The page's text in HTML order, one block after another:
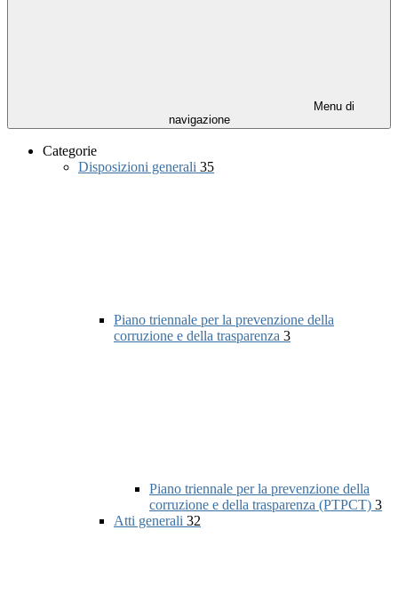
Menu di
navigazione
Categorie
Disposizioni generali 35
Piano triennale per la prevenzione della
corruzione e della trasparenza 3
Piano triennale per la prevenzione della
corruzione e della trasparenza (PTPCT) 3
Atti generali 32